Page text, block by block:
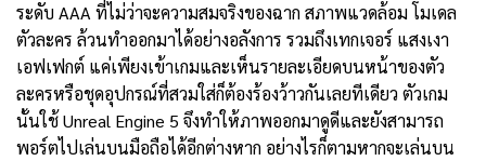
ระดับ AAA ที่ไม่ว่าจะความสมจริงของฉาก สภาพแวดล้อม โมเดล
ตัวละคร ล้วนทำออกมาได้อย่างอลังการ รวมถึงเทกเจอร์ แสงเงา
เอฟเฟกต์ แค่เพียงเข้าเกมและเห็นรายละเอียดบนหน้าของตัว
ละครหรือชุดอุปกรณ์ที่สวมใส่ก็ต้องร้องว้าวกันเลยทีเดียว ตัวเกม
นั้นใช้ Unreal Engine 5 จึงทำให้ภาพออกมาดูดีและยังสามารถ
พอร์ตไปเล่นบนมือถือได้อีกต่างหาก อย่างไรก็ตามหากจะเล่นบน